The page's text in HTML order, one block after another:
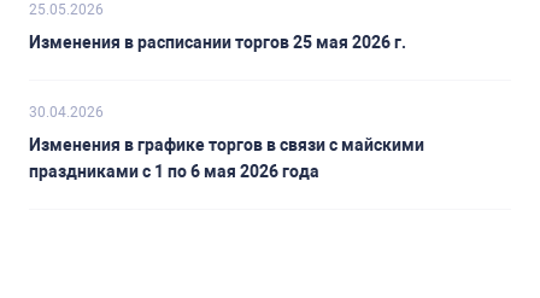
25.05.2026
Изменения в расписании торгов 25 мая 2026 г.
30.04.2026
Изменения в графике торгов в связи с майскими
праздниками с 1 по 6 мая 2026 года